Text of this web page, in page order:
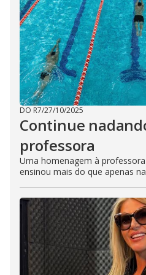
DO R7/27/10/2025
Continue
professora
Uma homenagem à
ensinou mais do que apenas